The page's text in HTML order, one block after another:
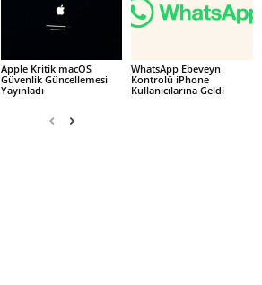
Apple Kritik macOS
Güvenlik Güncellemesi
Yayınladı
WhatsApp Ebeveyn
Kontrolü iPhone
Kullanıcılarına Geldi